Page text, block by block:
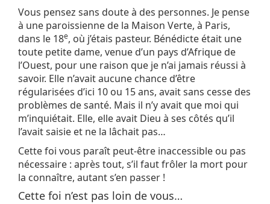
Vous pensez sans doute à des personnes. Je pense
à une paroissienne de la Maison Verte, à Paris,
dans le 18e, où j’étais pasteur. Bénédicte était une
toute petite dame, venue d’un pays d’Afrique de
l’Ouest, pour une raison que je n’ai jamais réussi à
savoir. Elle n’avait aucune chance d’être
régularisées d’ici 10 ou 15 ans, avait sans cesse des
problèmes de santé. Mais il n’y avait que moi qui
m’inquiétait. Elle, elle avait Dieu à ses côtés qu’il
l’avait saisie et ne la lâchait pas…
Cette foi vous paraît peut-être inaccessible ou pas
nécessaire : après tout, s’il faut frôler la mort pour
la connaître, autant s’en passer !
Cette foi n’est pas loin de vous…